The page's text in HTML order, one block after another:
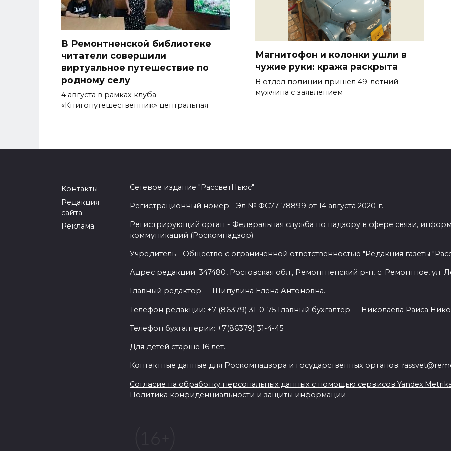
В Ремонтненской библиотеке
читатели совершили
виртуальное путешествие по
родному селу
4 августа в рамках клуба
«Книгопутешественник» центральная
Магнитофон и колонки ушли в
чужие руки: кража раскрыта
В отдел полиции пришел 49-летний
мужчина с заявлением
Контакты
Редакция
сайта
Реклама
Сетевое издание "РассветНьюс"
Регистрационный номер - Эл № ФС77-78899 от 14 августа 2020 г.
Регистрирующий орган - Федеральная служба по надзору в сфере связи,
коммуникаций (Роскомнадзор)
Учредитель - Общество с ограниченной ответственностью "Редакция газеты
Адрес редакции: 347480, Ростовская обл., Ремонтненский р-н, с. Ремонтное, ул.
Главный редактор — Шипулина Елена Антоновна.
Телефон редакции: +7 (86379) 31-0-75 Главный бухгалтер — Николаева Раиса
Телефон бухгалтерии: +7(86379) 31-4-45
Для детей старше 16 лет.
Контактные данные для Роскомнадзора и государственных органов:
Согласие на обработку персональных данных с помощью сервисов
Политика конфиденциальности и защиты информации